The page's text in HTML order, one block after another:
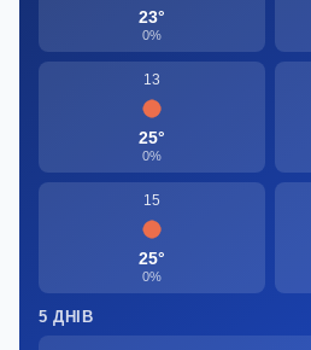
23°
0%
13
25°
0%
15
25°
0%
5 ДНІВ